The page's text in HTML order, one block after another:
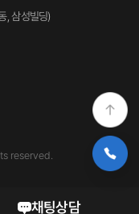
채팅상담
, 삼성빌딩)
reserved.